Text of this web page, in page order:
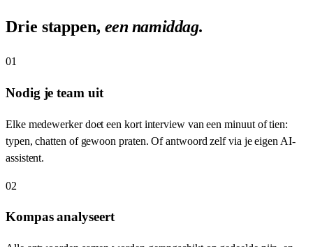
Drie stappen, een namiddag.
01
Nodig je team uit
Elke medewerker doet een kort interview van een minuut of tien:
typen, chatten of gewoon praten. Of antwoord zelf via je eigen AI-
assistent.
02
Kompas analyseert